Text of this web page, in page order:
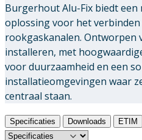
Burgerhout Alu-Fix biedt
oplossing voor het
rookgaskanalen.
installeren, met
voor duurzaamheid en een
installatieomgevingen waar
centraal staan.
Specificaties Downloads ETIM